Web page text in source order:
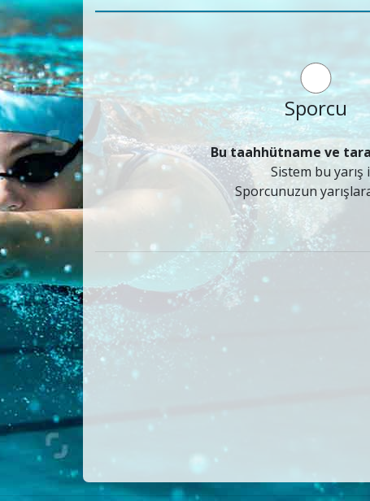
Sporcu
Bu taahhütname ve
Sistem bu yarış
Sporcunuzun